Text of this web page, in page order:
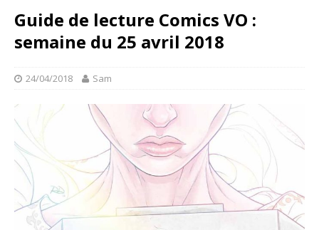
Guide de lecture Comics VO :
semaine du 25 avril 2018
24/04/2018 Sam